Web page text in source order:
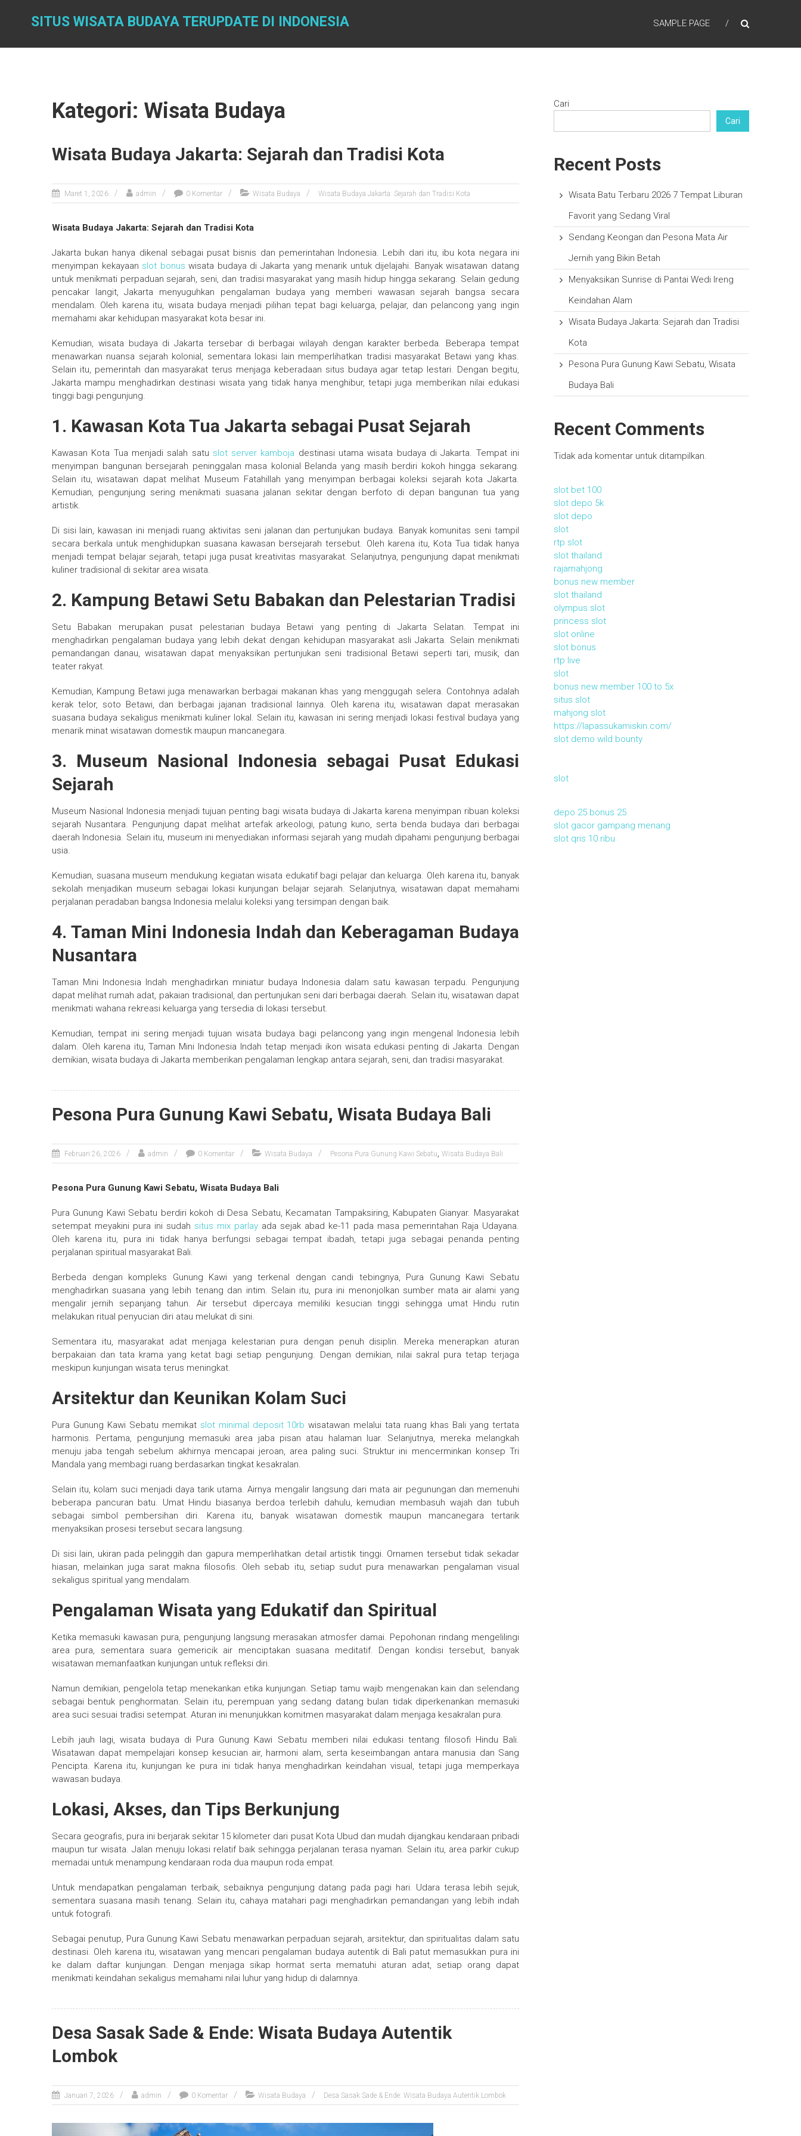
SITUS WISATA BUDAYA TERUPDATE DI INDONESIA SAMPLE PAGE
Kategori: Wisata Budaya
Wisata Budaya Jakarta: Sejarah dan Tradisi Kota
Maret 1, 2026 admin 0 Komentar Wisata Budaya Wisata Budaya Jakarta: Sejarah dan Tradisi Kota
Wisata Budaya Jakarta: Sejarah dan Tradisi Kota
Jakarta bukan hanya dikenal sebagai pusat bisnis dan pemerintahan Indonesia. Lebih dari itu, ibu kota negara ini
menyimpan kekayaan slot bonus wisata budaya di Jakarta yang menarik untuk dijelajahi. Banyak wisatawan datang
untuk menikmati perpaduan sejarah, seni, dan tradisi masyarakat yang masih hidup hingga sekarang. Selain gedung
pencakar langit, Jakarta menyuguhkan pengalaman budaya yang memberi wawasan sejarah bangsa secara
mendalam. Oleh karena itu, wisata budaya menjadi pilihan tepat bagi keluarga, pelajar, dan pelancong yang ingin
memahami akar kehidupan masyarakat kota besar ini.
Kemudian, wisata budaya di Jakarta tersebar di berbagai wilayah dengan karakter berbeda. Beberapa tempat
menawarkan nuansa sejarah kolonial, sementara lokasi lain memperlihatkan tradisi masyarakat Betawi yang khas.
Selain itu, pemerintah dan masyarakat terus menjaga keberadaan situs budaya agar tetap lestari. Dengan begitu,
Jakarta mampu menghadirkan destinasi wisata yang tidak hanya menghibur, tetapi juga memberikan nilai edukasi
tinggi bagi pengunjung.
1. Kawasan Kota Tua Jakarta sebagai Pusat Sejarah
Kawasan Kota Tua menjadi salah satu slot server kamboja destinasi utama wisata budaya di Jakarta. Tempat ini
menyimpan bangunan bersejarah peninggalan masa kolonial Belanda yang masih berdiri kokoh hingga sekarang.
Selain itu, wisatawan dapat melihat Museum Fatahillah yang menyimpan berbagai koleksi sejarah kota Jakarta.
Kemudian, pengunjung sering menikmati suasana jalanan sekitar dengan berfoto di depan bangunan tua yang
artistik.
Di sisi lain, kawasan ini menjadi ruang aktivitas seni jalanan dan pertunjukan budaya. Banyak komunitas seni tampil
secara berkala untuk menghidupkan suasana kawasan bersejarah tersebut. Oleh karena itu, Kota Tua tidak hanya
menjadi tempat belajar sejarah, tetapi juga pusat kreativitas masyarakat. Selanjutnya, pengunjung dapat menikmati
kuliner tradisional di sekitar area wisata.
2. Kampung Betawi Setu Babakan dan Pelestarian Tradisi
Setu Babakan merupakan pusat pelestarian budaya Betawi yang penting di Jakarta Selatan. Tempat ini
menghadirkan pengalaman budaya yang lebih dekat dengan kehidupan masyarakat asli Jakarta. Selain menikmati
pemandangan danau, wisatawan dapat menyaksikan pertunjukan seni tradisional Betawi seperti tari, musik, dan
teater rakyat.
Kemudian, Kampung Betawi juga menawarkan berbagai makanan khas yang menggugah selera. Contohnya adalah
kerak telor, soto Betawi, dan berbagai jajanan tradisional lainnya. Oleh karena itu, wisatawan dapat merasakan
suasana budaya sekaligus menikmati kuliner lokal. Selain itu, kawasan ini sering menjadi lokasi festival budaya yang
menarik minat wisatawan domestik maupun mancanegara.
3. Museum Nasional Indonesia sebagai Pusat Edukasi
Sejarah
Museum Nasional Indonesia menjadi tujuan penting bagi wisata budaya di Jakarta karena menyimpan ribuan koleksi
sejarah Nusantara. Pengunjung dapat melihat artefak arkeologi, patung kuno, serta benda budaya dari berbagai
daerah Indonesia. Selain itu, museum ini menyediakan informasi sejarah yang mudah dipahami pengunjung berbagai
usia.
Kemudian, suasana museum mendukung kegiatan wisata edukatif bagi pelajar dan keluarga. Oleh karena itu, banyak
sekolah menjadikan museum sebagai lokasi kunjungan belajar sejarah. Selanjutnya, wisatawan dapat memahami
perjalanan peradaban bangsa Indonesia melalui koleksi yang tersimpan dengan baik.
4. Taman Mini Indonesia Indah dan Keberagaman Budaya
Nusantara
Taman Mini Indonesia Indah menghadirkan miniatur budaya Indonesia dalam satu kawasan terpadu. Pengunjung
dapat melihat rumah adat, pakaian tradisional, dan pertunjukan seni dari berbagai daerah. Selain itu, wisatawan dapat
menikmati wahana rekreasi keluarga yang tersedia di lokasi tersebut.
Kemudian, tempat ini sering menjadi tujuan wisata budaya bagi pelancong yang ingin mengenal Indonesia lebih
dalam. Oleh karena itu, Taman Mini Indonesia Indah tetap menjadi ikon wisata edukasi penting di Jakarta. Dengan
demikian, wisata budaya di Jakarta memberikan pengalaman lengkap antara sejarah, seni, dan tradisi masyarakat.
Pesona Pura Gunung Kawi Sebatu, Wisata Budaya Bali
Februari 26, 2026 admin 0 Komentar Wisata Budaya Pesona Pura Gunung Kawi Sebatu, Wisata Budaya Bali
Pesona Pura Gunung Kawi Sebatu, Wisata Budaya Bali
Pura Gunung Kawi Sebatu berdiri kokoh di Desa Sebatu, Kecamatan Tampaksiring, Kabupaten Gianyar. Masyarakat
setempat meyakini pura ini sudah situs mix parlayada sejak abad ke-11 pada masa pemerintahan Raja Udayana.
Oleh karena itu, pura ini tidak hanya berfungsi sebagai tempat ibadah, tetapi juga sebagai penanda penting
perjalanan spiritual masyarakat Bali.
Berbeda dengan kompleks Gunung Kawi yang terkenal dengan candi tebingnya, Pura Gunung Kawi Sebatu
menghadirkan suasana yang lebih tenang dan intim. Selain itu, pura ini menonjolkan sumber mata air alami yang
mengalir jernih sepanjang tahun. Air tersebut dipercaya memiliki kesucian tinggi sehingga umat Hindu rutin
melakukan ritual penyucian diri atau melukat di sini.
Sementara itu, masyarakat adat menjaga kelestarian pura dengan penuh disiplin. Mereka menerapkan aturan
berpakaian dan tata krama yang ketat bagi setiap pengunjung. Dengan demikian, nilai sakral pura tetap terjaga
meskipun kunjungan wisata terus meningkat.
Arsitektur dan Keunikan Kolam Suci
Pura Gunung Kawi Sebatu memikat slot minimal deposit 10rb wisatawan melalui tata ruang khas Bali yang tertata
harmonis. Pertama, pengunjung memasuki area jaba pisan atau halaman luar. Selanjutnya, mereka melangkah
menuju jaba tengah sebelum akhirnya mencapai jeroan, area paling suci. Struktur ini mencerminkan konsep Tri
Mandala yang membagi ruang berdasarkan tingkat kesakralan.
Selain itu, kolam suci menjadi daya tarik utama. Airnya mengalir langsung dari mata air pegunungan dan memenuhi
beberapa pancuran batu. Umat Hindu biasanya berdoa terlebih dahulu, kemudian membasuh wajah dan tubuh
sebagai simbol pembersihan diri. Karena itu, banyak wisatawan domestik maupun mancanegara tertarik
menyaksikan prosesi tersebut secara langsung.
Di sisi lain, ukiran pada pelinggih dan gapura memperlihatkan detail artistik tinggi. Ornamen tersebut tidak sekadar
hiasan, melainkan juga sarat makna filosofis. Oleh sebab itu, setiap sudut pura menawarkan pengalaman visual
sekaligus spiritual yang mendalam.
Pengalaman Wisata yang Edukatif dan Spiritual
Ketika memasuki kawasan pura, pengunjung langsung merasakan atmosfer damai. Pepohonan rindang mengelilingi
area pura, sementara suara gemericik air menciptakan suasana meditatif. Dengan kondisi tersebut, banyak
wisatawan memanfaatkan kunjungan untuk refleksi diri.
Namun demikian, pengelola tetap menekankan etika kunjungan. Setiap tamu wajib mengenakan kain dan selendang
sebagai bentuk penghormatan. Selain itu, perempuan yang sedang datang bulan tidak diperkenankan memasuki
area suci sesuai tradisi setempat. Aturan ini menunjukkan komitmen masyarakat dalam menjaga kesakralan pura.
Lebih jauh lagi, wisata budaya di Pura Gunung Kawi Sebatu memberi nilai edukasi tentang filosofi Hindu Bali.
Wisatawan dapat mempelajari konsep kesucian air, harmoni alam, serta keseimbangan antara manusia dan Sang
Pencipta. Karena itu, kunjungan ke pura ini tidak hanya menghadirkan keindahan visual, tetapi juga memperkaya
wawasan budaya.
Lokasi, Akses, dan Tips Berkunjung
Secara geografis, pura ini berjarak sekitar 15 kilometer dari pusat Kota Ubud dan mudah dijangkau kendaraan pribadi
maupun tur wisata. Jalan menuju lokasi relatif baik sehingga perjalanan terasa nyaman. Selain itu, area parkir cukup
memadai untuk menampung kendaraan roda dua maupun roda empat.
Untuk mendapatkan pengalaman terbaik, sebaiknya pengunjung datang pada pagi hari. Udara terasa lebih sejuk,
sementara suasana masih tenang. Selain itu, cahaya matahari pagi menghadirkan pemandangan yang lebih indah
untuk fotografi.
Sebagai penutup, Pura Gunung Kawi Sebatu menawarkan perpaduan sejarah, arsitektur, dan spiritualitas dalam satu
destinasi. Oleh karena itu, wisatawan yang mencari pengalaman budaya autentik di Bali patut memasukkan pura ini
ke dalam daftar kunjungan. Dengan menjaga sikap hormat serta mematuhi aturan adat, setiap orang dapat
menikmati keindahan sekaligus memahami nilai luhur yang hidup di dalamnya.
Desa Sasak Sade & Ende: Wisata Budaya Autentik
Lombok
Januari 7, 2026 admin 0 Komentar Wisata Budaya Desa Sasak Sade & Ende: Wisata Budaya Autentik Lombok
Cari
Cari
Recent Posts
Wisata Batu Terbaru 2026 7 Tempat Liburan
Favorit yang Sedang Viral
Sendang Keongan dan Pesona Mata Air
Jernih yang Bikin Betah
Menyaksikan Sunrise di Pantai Wedi Ireng
Keindahan Alam
Wisata Budaya Jakarta: Sejarah dan Tradisi
Kota
Pesona Pura Gunung Kawi Sebatu, Wisata
Budaya Bali
Recent Comments
Tidak ada komentar untuk ditampilkan.
slot bet 100
slot depo 5k
slot depo
slot
rtp slot
slot thailand
rajamahjong
bonus new member
slot thailand
olympus slot
princess slot
slot online
slot bonus
rtp live
slot
bonus new member 100 to 5x
situs slot
mahjong slot
https://lapassukamiskin.com/
slot demo wild bounty
slot
depo 25 bonus 25
slot gacor gampang menang
slot qris 10 ribu